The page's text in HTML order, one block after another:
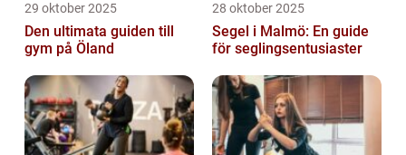
29 oktober 2025
Den ultimata guiden till
gym på Öland
28 oktober 2025
Segel i Malmö: En guide
för seglingsentusiaster